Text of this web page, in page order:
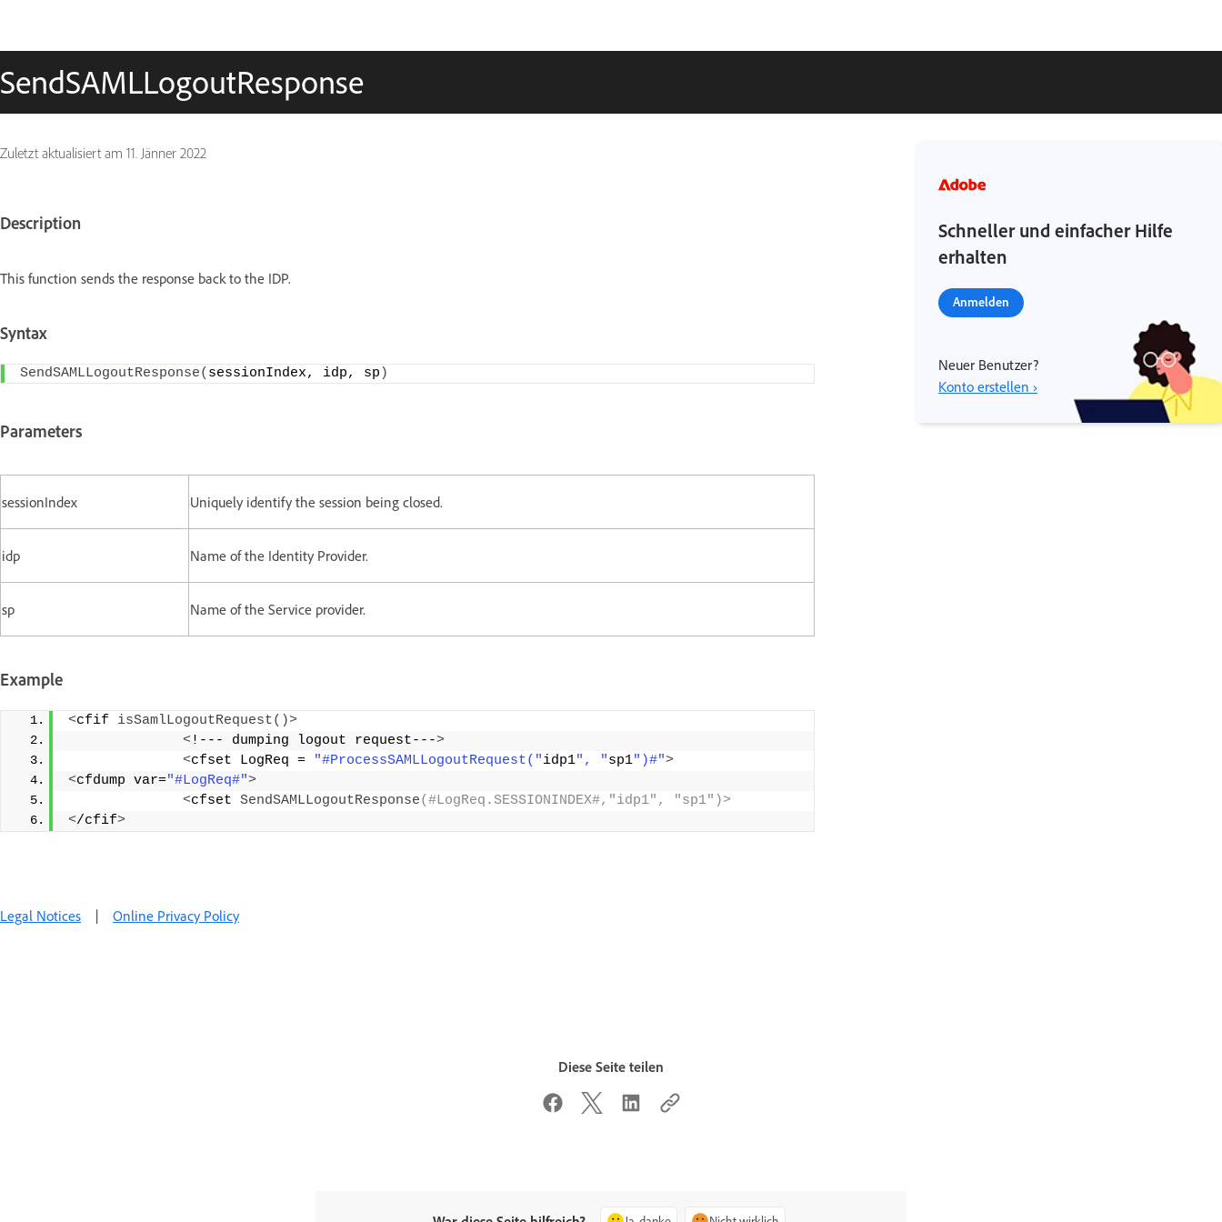
SendSAMLLogoutResponse
Zuletzt aktualisiert am 11. Jänner 2022
Description
This function sends the response back to the IDP.
Syntax
SendSAMLLogoutResponse( sessionIndex, idp, sp )
Parameters
sessionIndex Uniquely identify the session being closed.
idp Name of the Identity Provider.
sp Name of the Service provider.
Example
<cfif isSamlLogoutRequest()>
<!--- dumping logout request--->
<cfset LogReq = "#ProcessSAMLLogoutRequest("idp1", "sp1")#">
<cfdump var="#LogReq#">
<cfset SendSAMLLogoutResponse(#LogReq.SESSIONINDEX#,"idp1", "sp1")>
</cfif>
Schneller und einfacher Hilfe
erhalten
Anmelden
Neuer Benutzer?
Konto erstellen ›
Legal Notices | Online Privacy Policy
Diese Seite teilen